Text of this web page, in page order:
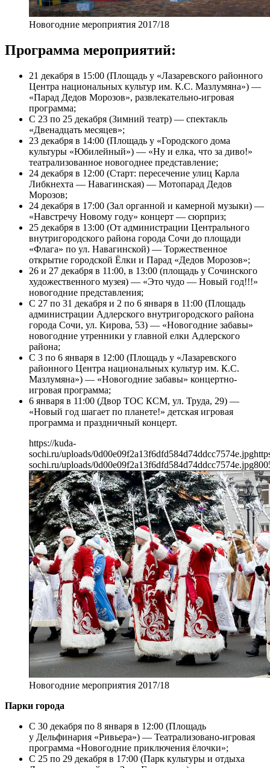
Новогодние мероприятия 2017/18
Программа мероприятий:
21 декабря в 15:00 (Площадь у «Лазаревского районного
Центра национальных культур им. К.С. Мазлумяна») —
«Парад Дедов Морозов», развлекательно-игровая
программа;
С 23 по 25 декабря (Зимний театр) — спектакль
«Двенадцать месяцев»;
23 декабря в 14:00 (Площадь у «Городского дома
культуры «Юбилейный») — «Ну и елка, что за диво!»
театрализованное новогоднее представление;
24 декабря в 12:00 (Старт: пересечение улиц Карла
Либкнехта — Навагинская) — Мотопарад Дедов
Морозов;
24 декабря в 17:00 (Зал органной и камерной музыки) —
«Навстречу Новому году» концерт — сюрприз;
25 декабря в 13:00 (От администрации Центрального
внутригородского района города Сочи до площади
«Флага» по ул. Навагинской) — Торжественное
открытие городской Ёлки и Парад «Дедов Морозов»;
26 и 27 декабря в 11:00, в 13:00 (площадь у Сочинского
художественного музея) — «Это чудо — Новый год!!!»
новогодние представления;
С 27 по 31 декабря и 2 по 6 января в 11:00 (Площадь
администрации Адлерского внутригородского района
города Сочи, ул. Кирова, 53) — «Новогодние забавы»
новогодние утренники у главной елки Адлерского
района;
С 3 по 6 января в 12:00 (Площадь у «Лазаревского
районного Центра национальных культур им. К.С.
Мазлумяна») — «Новогодние забавы» концертно-
игровая программа;
6 января в 11:00 (Двор ТОС КСМ, ул. Труда, 29) —
«Новый год шагает по планете!» детская игровая
программа и праздничный концерт.
https://kuda-
sochi.ru/uploads/0d00e09f2a13f6dfd584d74ddcc7574e.jpg
sochi.ru/uploads/0d00e09f2a13f6dfd584d74ddcc7574e.jpg800
Новогодние мероприятия 2017/18
Парки города
С 30 декабря по 8 января в 12:00 (Площадь
у Дельфинария «Ривьера») — Театрализовано-игровая
программа «Новогодние приключения ёлочки»;
С 25 по 29 декабря в 17:00 (Парк культуры и отдыха